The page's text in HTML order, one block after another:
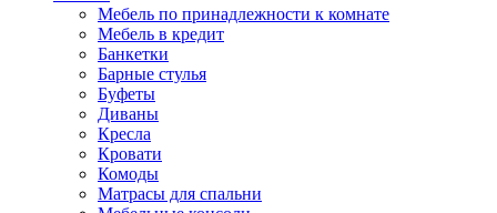
Мебель по принадлежности к комнате
Мебель в кредит
Банкетки
Барные стулья
Буфеты
Диваны
Кресла
Кровати
Комоды
Матрасы для спальни